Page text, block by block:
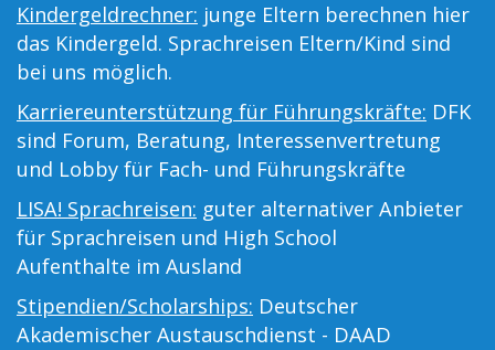
Kindergeldrechner: junge Eltern berechnen hier
das Kindergeld. Sprachreisen Eltern/Kind sind
bei uns möglich.
Karriereunterstützung für Führungskräfte: DFK
sind Forum, Beratung, Interessenvertretung
und Lobby für Fach- und Führungskräfte
LISA! Sprachreisen: guter alternativer Anbieter
für Sprachreisen und High School
Aufenthalte im Ausland
Stipendien/Scholarships: Deutscher
Akademischer Austauschdienst - DAAD